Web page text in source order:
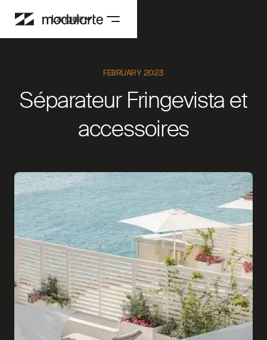
Langue
FEBRUARY 2023
Séparateur Fringevista et
accessoires